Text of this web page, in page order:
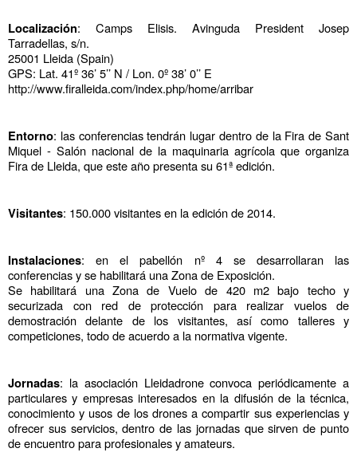
Localización: Camps Elisis. Avinguda President Josep
Tarradellas, s/n.
25001 Lleida (Spain)
GPS: Lat. 41º 36’ 5’’ N / Lon. 0º 38’ 0’’ E
http://www.firalleida.com/index.php/home/arribar
Entorno: las conferencias tendrán lugar dentro de la Fira de Sant
Miquel - Salón nacional de la maquinaria agrícola que organiza
Fira de Lleida, que este año presenta su 61ª edición.
Visitantes: 150.000 visitantes en la edición de 2014.
Instalaciones: en el pabellón nº 4 se desarrollaran las
conferencias y se habilitará una Zona de Exposición.
Se habilitará una Zona de Vuelo de 420 m2 bajo techo y
securizada con red de protección para realizar vuelos de
demostración delante de los visitantes, así como talleres y
competiciones, todo de acuerdo a la normativa vigente.
Jornadas: la asociación Lleidadrone convoca periódicamente a
particulares y empresas interesados en la difusión de la técnica,
conocimiento y usos de los drones a compartir sus experiencias y
ofrecer sus servicios, dentro de las jornadas que sirven de punto
de encuentro para profesionales y amateurs.